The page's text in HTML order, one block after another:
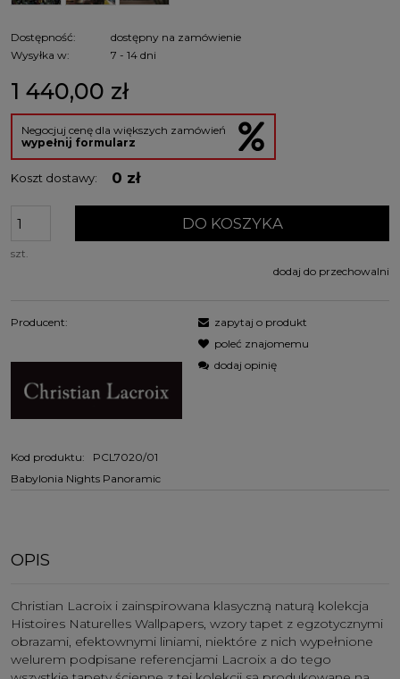
Dostępność:
dostępny na zamówienie
Wysyłka w:
7 - 14 dni
1 440,00 zł
Negocjuj cenę dla większych zamówień
wypełnij formularz
Koszt dostawy: 0 zł
szt.
DO KOSZYKA
dodaj do przechowalni
Producent:
Kod produktu:
PCL7020/01
Babylonia Nights Panoramic
zapytaj o produkt
poleć znajomemu
dodaj opinię
OPIS
Christian Lacroix i zainspirowana klasyczną naturą kolekcja
Histoires Naturelles Wallpapers, wzory tapet z egzotycznymi
obrazami, efektownymi liniami, niektóre z nich wypełnione
welurem podpisane referencjami Lacroix a do tego